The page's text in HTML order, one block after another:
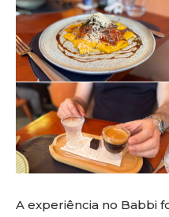
A experiência no Babbi